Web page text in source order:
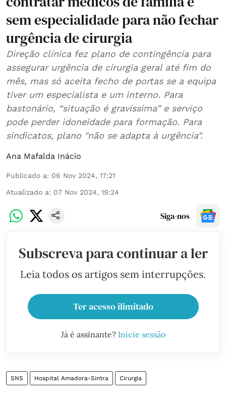
sem especialidade para não fechar
urgência de cirurgia
Direção clínica fez plano de contingência para
assegurar urgência de cirurgia geral até fim do
mês, mas só aceita fecho de portas se a equipa
tiver um especialista e um interno. Para
bastonário, “situação é gravíssima” e serviço
pode perder idoneidade para formação. Para
sindicatos, plano "não se adapta à urgência".
Ana Mafalda Inácio
Publicado a: 06 Nov 2024, 17:21
Atualizado a: 07 Nov 2024, 19:24
Siga-nos
Subscreva para continuar a ler
Leia todos os artigos sem interrupções.
Ter acesso ilimitado
Já é assinante? Inicie sessão
SNS Hospital Amadora-Sintra Cirurgia